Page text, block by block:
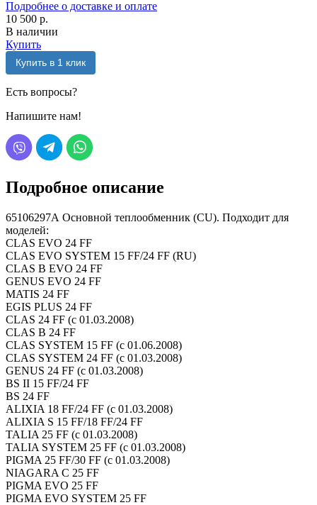
Подробнее о доставке и оплате
10 500 р.
В наличии
Купить
Купить в 1 клик
Есть вопросы?
Напишите нам!
Подробное описание
65106297А Основной теплообменник (CU). Подходит для
моделей:
CLAS EVO 24 FF
CLAS EVO SYSTEM 15 FF/24 FF (RU)
CLAS B EVO 24 FF
GENUS EVO 24 FF
MATIS 24 FF
EGIS PLUS 24 FF
CLAS 24 FF (с 01.03.2008)
CLAS B 24 FF
CLAS SYSTEM 15 FF (с 01.06.2008)
CLAS SYSTEM 24 FF (с 01.03.2008)
GENUS 24 FF (с 01.03.2008)
BS II 15 FF/24 FF
BS 24 FF
ALIXIA 18 FF/24 FF (с 01.03.2008)
ALIXIA S 15 FF/18 FF/24 FF
TALIA 25 FF (с 01.03.2008)
TALIA SYSTEM 25 FF (с 01.03.2008)
PIGMA 25 FF/30 FF (с 01.03.2008)
NIAGARA C 25 FF
PIGMA EVO 25 FF
PIGMA EVO SYSTEM 25 FF